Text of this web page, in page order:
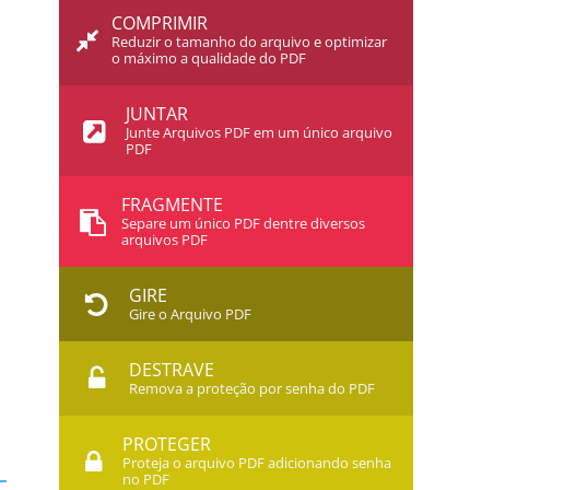
COMPRIMIR
Reduzir o tamanho do arquivo e optimizar
o máximo a qualidade do PDF
JUNTAR
Junte Arquivos PDF em um único arquivo
PDF
FRAGMENTE
Separe um único PDF dentre diversos
arquivos PDF
GIRE
Gire o Arquivo PDF
DESTRAVE
Remova a proteção por senha do PDF
PROTEGER
Proteja o arquivo PDF adicionando senha
no PDF